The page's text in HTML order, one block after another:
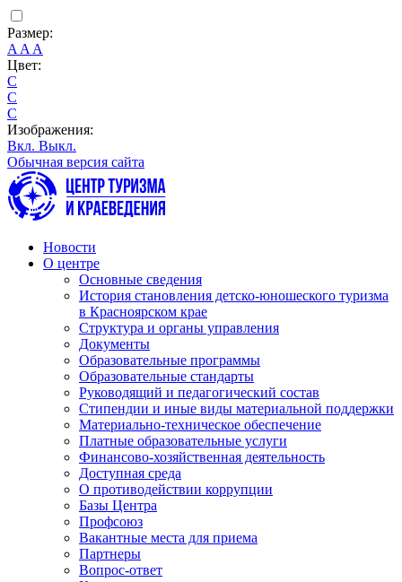
Размер:
A A A
Цвет:
C
C
C
Изображения:
Вкл. Выкл.
Обычная версия сайта
Новости
О центре
Основные сведения
История становления детско-юношеского туризма
в Красноярском крае
Структура и органы управления
Документы
Образовательные программы
Образовательные стандарты
Руководящий и педагогический состав
Стипендии и иные виды материальной поддержки
Материально-техническое обеспечение
Платные образовательные услуги
Финансово-хозяйственная деятельность
Доступная среда
О противодействии коррупции
Базы Центра
Профсоюз
Вакантные места для приема
Партнеры
Вопрос-ответ